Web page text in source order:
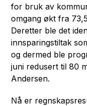
for bruk av
omgang økt fra
Deretter ble det
innsparingstiltak
og dermed ble
juni redusert til 80
Andersen.
Nå er